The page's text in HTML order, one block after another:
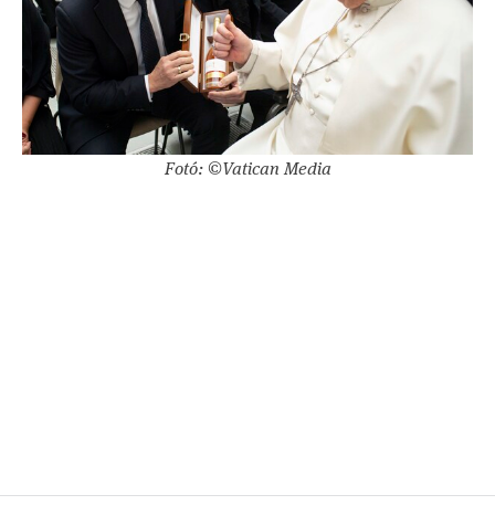
Fotó: ©Vatican Media